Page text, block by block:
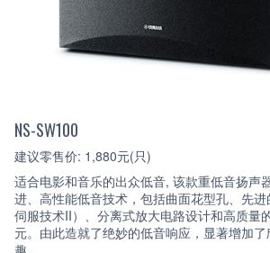
NS-SW100
建议零售价: 1,880元(只)
适合电影和音乐的出众低音, 该款重低音扬声
进、高性能低音技术，包括曲面花型孔、先
伺服技术II）、分离式放大电路设计和高质量
元。由此造就了绝妙的低音响应，显著增加